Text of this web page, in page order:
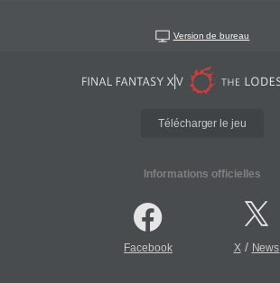
Version de bureau
Télécharger le jeu
Informations officielles
Facebook X/ News